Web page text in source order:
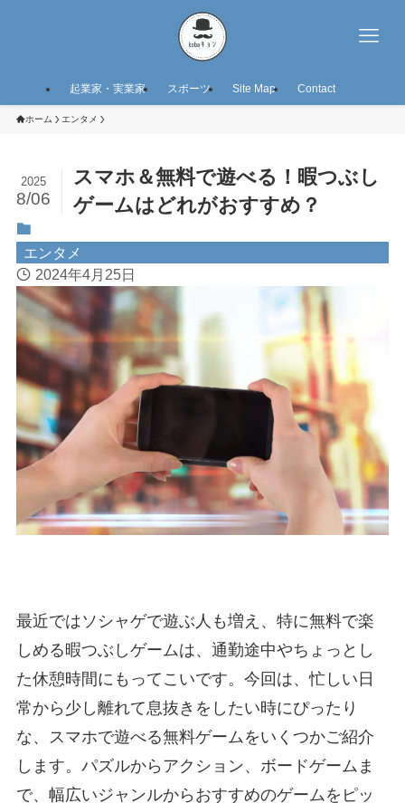
起業家・実業家 スポーツ Site Map Contact
ホーム エンタメ
スマホ＆無料で遊べる！暇つぶし
ゲームはどれがおすすめ？
2025
8/06
エンタメ
2024年4月25日
最近ではソシャゲで遊ぶ人も増え、特に無料で楽
しめる暇つぶしゲームは、通勤途中やちょっとし
た休憩時間にもってこいです。今回は、忙しい日
常から少し離れて息抜きをしたい時にぴったり
な、スマホで遊べる無料ゲームをいくつかご紹介
します。パズルからアクション、ボードゲームま
で、幅広いジャンルからおすすめのゲームをピッ